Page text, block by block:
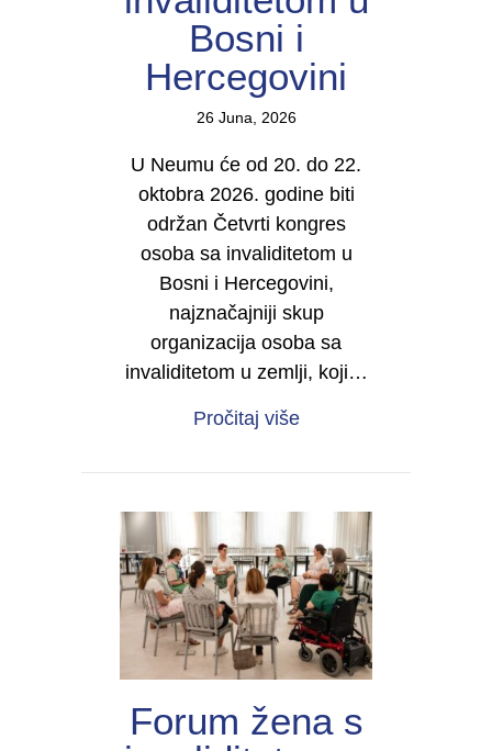
Bosni i
Hercegovini
26 Juna, 2026
U Neumu će od 20. do 22.
oktobra 2026. godine biti
održan Četvrti kongres
osoba sa invaliditetom u
Bosni i Hercegovini,
najznačajniji skup
organizacija osoba sa
invaliditetom u zemlji, koji…
Pročitaj višeabout Četvrti
Forum žena s